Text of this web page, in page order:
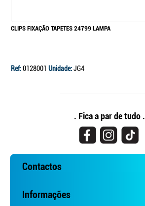
CLIPS FIXAÇÃO TAPETES 24799 LAMPA
Ref:0128001 Unidade:JG4
. Fica a par de tudo .
Contactos
Informações